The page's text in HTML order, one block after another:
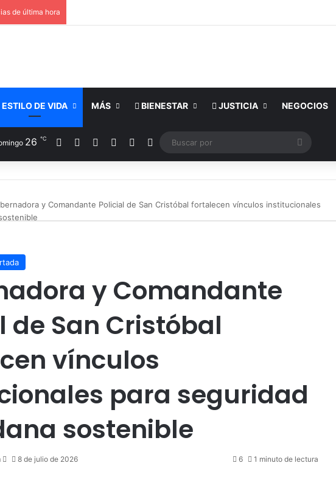
de última hora
ESTILO DE VIDA MÁS BIENESTAR JUSTICIA NEGOCIOS
26 ℃ Facebook YouTubeInstagramPublicación al azar
Switch skin
Buscar
por
y Comandante Policial de San Cristóbal fortalecen vínculos institucionales
y Comandante
de San Cristóbal
vínculos
para seguridad
sostenible
Send8 de julio de 2026 6 1 minuto de lectura